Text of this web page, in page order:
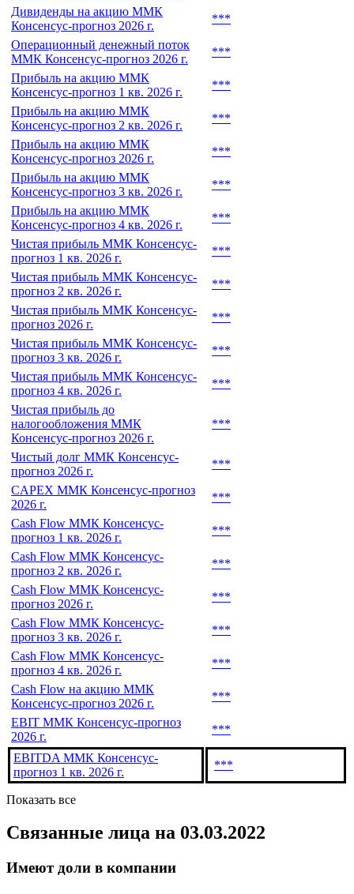
Дивиденды на акцию ММК
Консенсус-прогноз 2026 г.
***
Операционный денежный поток
ММК Консенсус-прогноз 2026 г.
***
Прибыль на акцию ММК
Консенсус-прогноз 1 кв. 2026 г.
***
Прибыль на акцию ММК
Консенсус-прогноз 2 кв. 2026 г.
***
Прибыль на акцию ММК
Консенсус-прогноз 2026 г.
***
Прибыль на акцию ММК
Консенсус-прогноз 3 кв. 2026 г.
***
Прибыль на акцию ММК
Консенсус-прогноз 4 кв. 2026 г.
***
Чистая прибыль ММК Консенсус-
прогноз 1 кв. 2026 г.
***
Чистая прибыль ММК Консенсус-
прогноз 2 кв. 2026 г.
***
Чистая прибыль ММК Консенсус-
прогноз 2026 г.
***
Чистая прибыль ММК Консенсус-
прогноз 3 кв. 2026 г.
***
Чистая прибыль ММК Консенсус-
прогноз 4 кв. 2026 г.
***
Чистая прибыль до
налогообложения ММК
Консенсус-прогноз 2026 г.
***
Чистый долг ММК Консенсус-
прогноз 2026 г.
***
CAPEX ММК Консенсус-прогноз
2026 г.
***
Cash Flow ММК Консенсус-
прогноз 1 кв. 2026 г.
***
Cash Flow ММК Консенсус-
прогноз 2 кв. 2026 г.
***
Cash Flow ММК Консенсус-
прогноз 2026 г.
***
Cash Flow ММК Консенсус-
прогноз 3 кв. 2026 г.
***
Cash Flow ММК Консенсус-
прогноз 4 кв. 2026 г.
***
Cash Flow на акцию ММК
Консенсус-прогноз 2026 г.
***
EBIT ММК Консенсус-прогноз
2026 г.
***
EBITDA ММК Консенсус-
прогноз 1 кв. 2026 г.
***
Показать все
Связанные лица на 03.03.2022
Имеют доли в компании